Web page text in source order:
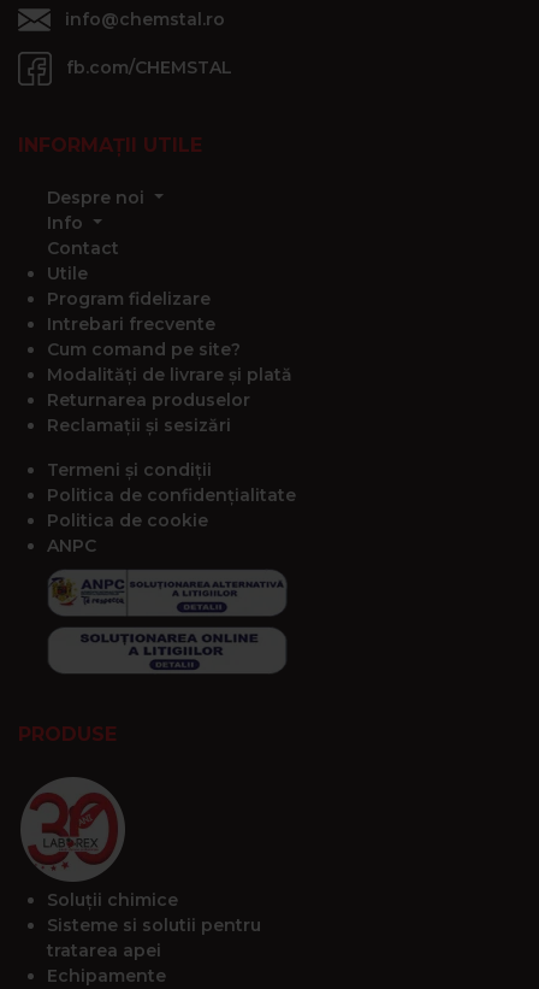
info@chemstal.ro
fb.com/CHEMSTAL
INFORMAȚII UTILE
Despre noi
Info
Contact
Utile
Program fidelizare
Intrebari frecvente
Cum comand pe site?
Modalități de livrare și plată
Returnarea produselor
Reclamații și sesizări
Termeni și condiții
Politica de confidențialitate
Politica de cookie
ANPC
PRODUSE
Soluții chimice
Sisteme si solutii pentru
tratarea apei
Echipamente